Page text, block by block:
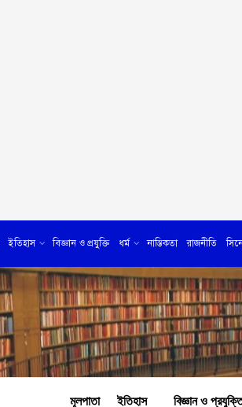
ইতিহাস বিজ্ঞান ও প্রযুক্তি ধর্ম নাস্তিকতা রাজনীতি
মূলপাতা ইতিহাস বিজ্ঞান ও